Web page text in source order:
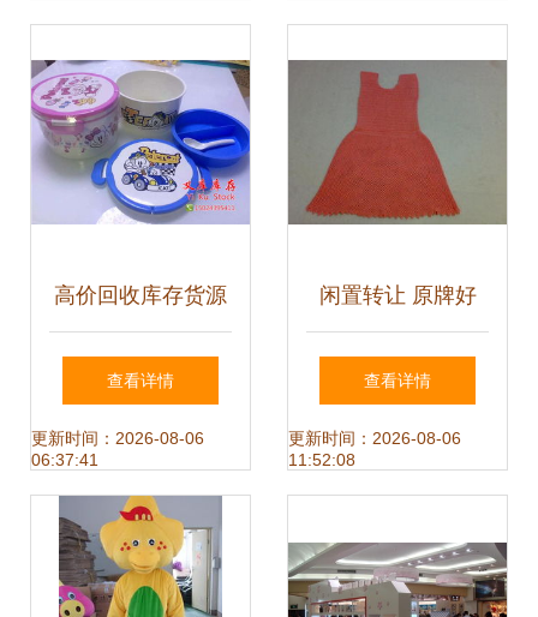
高价回收库存货源
从电子元件到服装
鞋帽，如何将闲置
货柜变现金？【附
高清案例】
查看详情
更新时间：2026-08-06
06:37:41
闲置转让 原牌好
货，宝贝成长的每
一寸记忆
查看详情
更新时间：2026-08-06
11:52:08